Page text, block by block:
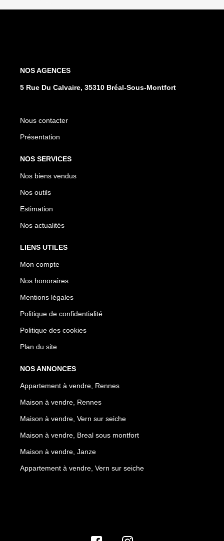
NOS AGENCES
5 Rue Du Calvaire, 35310 Bréal-Sous-Montfort
Nous contacter
Présentation
NOS SERVICES
Nos biens vendus
Nos outils
Estimation
Nos actualités
LIENS UTILES
Mon compte
Nos honoraires
Mentions légales
Politique de confidentialité
Politique des cookies
Plan du site
NOS ANNONCES
Appartement à vendre, Rennes
Maison à vendre, Rennes
Maison à vendre, Vern sur seiche
Maison à vendre, Breal sous montfort
Maison à vendre, Janze
Appartement à vendre, Vern sur seiche